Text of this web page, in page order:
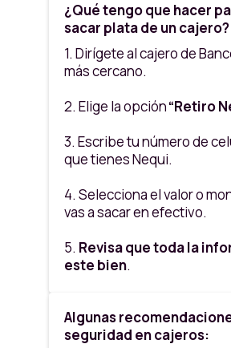
4. Este código te servirá
en cualquiera de los canales
habilitados
5. Al finalizar el retiro
que el cajero te entregue
recibo de tu transacción.
¿Qué tengo que hacer
sacar plata de un cajero?
1. Dirígete al cajero de
más cercano.
2. Elige la opción“Retiro
3. Escribe tu número de
que tienes Nequi.
4. Selecciona el valor o
vas a sacar en efectivo.
5. Revisa que toda la
este bien.
que generaste desde tu
Algunas
seguridad en cajeros: